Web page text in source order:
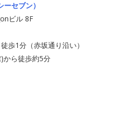
セブン）
ビル 8F
歩1分（赤坂通り沿い）
から徒歩約5分